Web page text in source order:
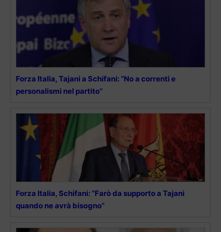
Forza Italia, Tajani a Schifani: “No a correnti e
personalismi nel partito”
Forza Italia, Schifani: “Farò da supporto a Tajani
quando ne avrà bisogno”